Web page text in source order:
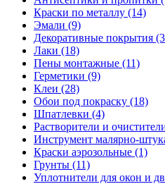
Краски по металлу (14)
Эмали (9)
Декоративные покрытия
Лаки (18)
Пены монтажные (11)
Герметики (9)
Клеи (28)
Обои под покраску (18)
Шпатлевки (4)
Растворители и
Инструмент малярно-
Краски аэрозольные (1)
Грунты (11)
Уплотнители для окон и